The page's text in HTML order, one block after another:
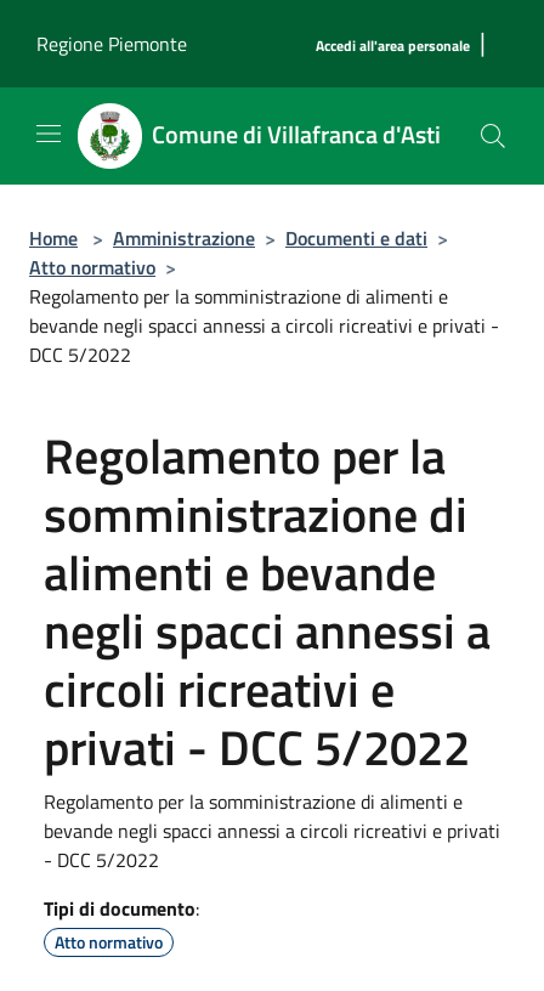
Regione Piemonte
Accedi all'area personale |
Comune di Villafranca d'Asti
Home > Amministrazione > Documenti e dati >
Atto normativo >
Regolamento per la somministrazione di alimenti e
bevande negli spacci annessi a circoli ricreativi e privati -
DCC 5/2022
Regolamento per la
somministrazione di
alimenti e bevande
negli spacci annessi a
circoli ricreativi e
privati - DCC 5/2022
Regolamento per la somministrazione di alimenti e
bevande negli spacci annessi a circoli ricreativi e privati
- DCC 5/2022
Tipi di documento:
Atto normativo